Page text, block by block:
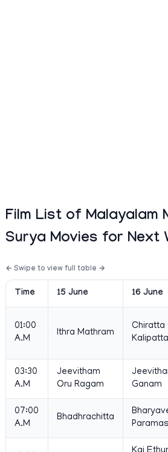
Film List of Malayalam
Surya Movies for Next
Time 15 June 16 June
01:00
A.M
Ithra Mathram
Chiratta
03:30
A.M
Jeevitham
Oru Ragam
Ganam
07:00
A.M
Bhadhrachitta